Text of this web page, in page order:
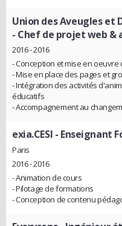
Union des Aveugles et
- Chef de projet web
2016 - 2016
- Conception et mise en
- Mise en place des pages et
- Intégration des activités
éducatifs
- Accompagnement au
exia.CESI - Enseignant
Paris
2016 - 2016
- Animation de cours
- Pilotage de formations
- Conception de contenu